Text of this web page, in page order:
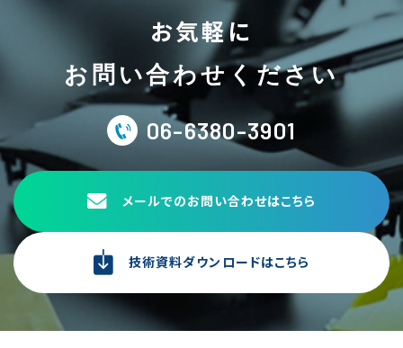
お気軽に
お問い合わせください
06-6380-3901
メールでのお問い合わせはこちら
技術資料ダウンロードはこちら